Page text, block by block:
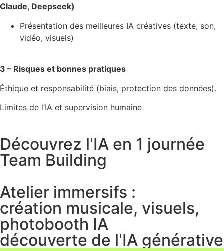
Claude, Deepseek)
Présentation des meilleures IA créatives (texte, son,
vidéo, visuels)
3 – Risques et bonnes pratiques
Éthique et responsabilité (biais, protection des données).
Limites de l’IA et supervision humaine
Découvrez l'IA en 1 journée
Team Building
Atelier immersifs :
création musicale, visuels,
photobooth IA
découverte de l'IA générative